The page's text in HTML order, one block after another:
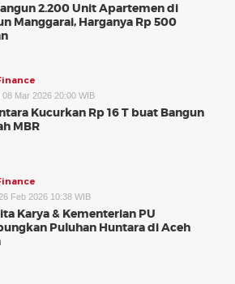
2.200 Unit Apartemen di
Manggarai, Harganya Rp 500
08 Mar 2026 20:00 WIB
Kucurkan Rp 16 T buat Bangun
MBR
Feb 2026 10:38 WIB
Karya & Kementerian PU
Puluhan Huntara di Aceh